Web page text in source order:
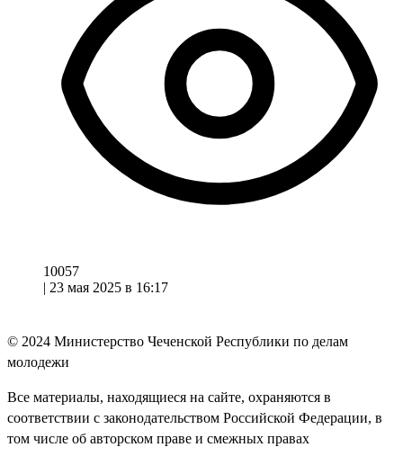
10057
| 23 мая 2025 в 16:17
© 2024 Министерство Чеченской Республики по делам
молодежи
Все материалы, находящиеся на сайте, охраняются в
соответствии с законодательством Российской Федерации, в
том числе об авторском праве и смежных правах